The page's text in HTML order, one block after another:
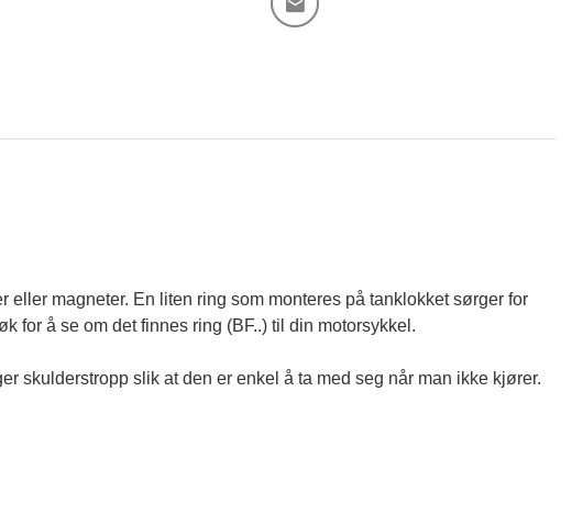
magneter. En liten ring som monteres på tanklokket sørger for
for å se om det finnes ring (BF..) til din motorsykkel.
skulderstropp slik at den er enkel å ta med seg når man ikke kjører.